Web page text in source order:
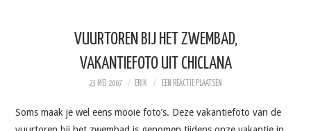
VUURTOREN BIJ HET ZWEMBAD,
VAKANTIEFOTO UIT CHICLANA
23 MEI 2007 ERIK EEN REACTIE PLAATSEN
Soms maak je wel eens mooie foto’s. Deze vakantiefoto van de